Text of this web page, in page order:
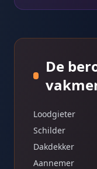
De
Loodgieter
Schilder
Dakdekker
Aannemer